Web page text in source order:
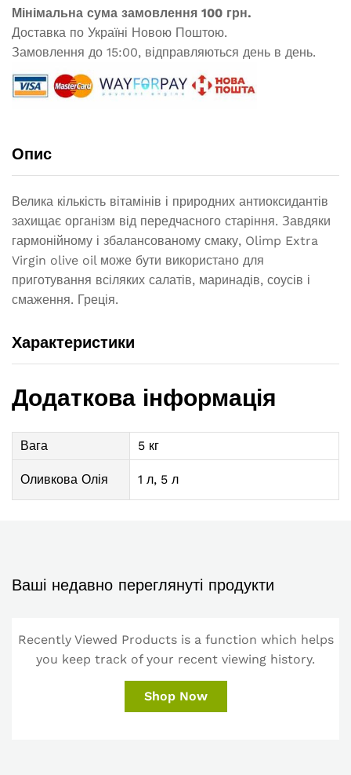
Мінімальна сума замовлення 100 грн.
Доставка по Україні Новою Поштою.
Замовлення до 15:00, відправляються день в день.
Опис
Велика кількість вітамінів і природних антиоксидантів
захищає організм від передчасного старіння. Завдяки
гармонійному і збалансованому смаку, Olimp Extra
Virgin olive oil може бути використано для
приготування всіляких салатів, маринадів, соусів і
смаження. Греція.
Характеристики
Додаткова інформація
Вага 5 кг
Оливкова Олія 1 л, 5 л
Ваші недавно переглянуті продукти
Recently Viewed Products is a function which helps
you keep track of your recent viewing history.
Shop Now